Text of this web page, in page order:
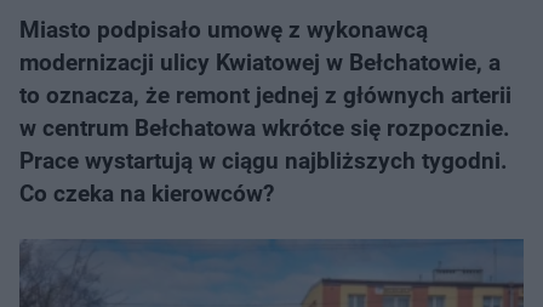
Miasto podpisało umowę z wykonawcą
modernizacji ulicy Kwiatowej w Bełchatowie, a
to oznacza, że remont jednej z głównych arterii
w centrum Bełchatowa wkrótce się rozpocznie.
Prace wystartują w ciągu najbliższych tygodni.
Co czeka na kierowców?